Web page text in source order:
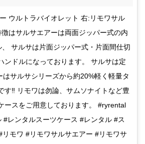
ウルトラバイオレット 右:リモワサル
はサルサエアーは両面ジッパー式の内
サルサは片面ジッパー式・片面間仕切
ンドルになっております。 サルサは定
はサルサシリーズから約20%軽く軽量タ
す‼︎ リモワは勿論、サムソナイトなど豊
ースをご用意しております。 #ryrental
#レンタルスーツケース #レンタル #ス
モワ #リモワサルサエアー #リモワサ